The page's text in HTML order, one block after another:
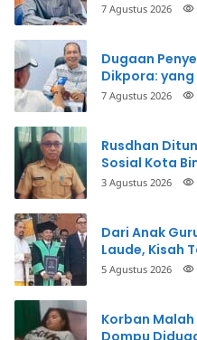
Terkait
7 Agustus 2026
Dugaan
Dikpora:
Perbuatannya
7 Agustus 2026
Rusdhan
Sosial Kota
3 Agustus 2026
Dari Anak
Laude, Kisah
5 Agustus 2026
Korban Malah
Dompu